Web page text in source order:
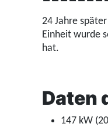
24 Jahre
Einheit wurde
hat.
Daten
147 kW